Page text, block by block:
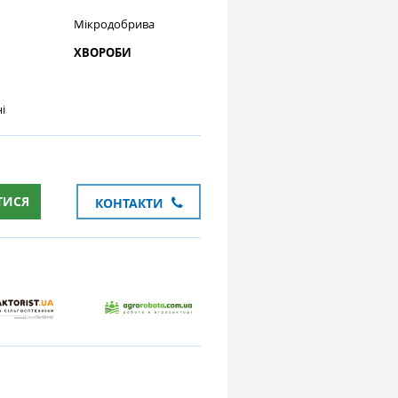
Мікродобрива
ХВОРОБИ
КОНТАКТИ